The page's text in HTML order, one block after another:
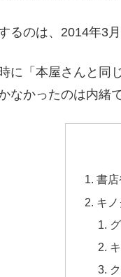
るのは、2014年3
に「本屋さんと同
なかったのは内緒
書
キ